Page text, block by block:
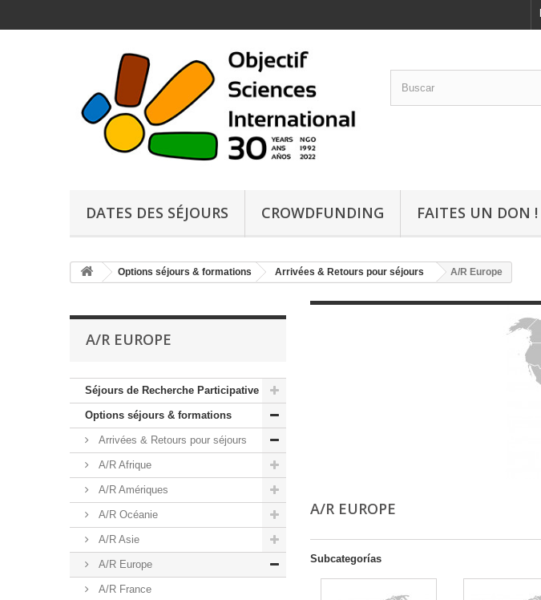
DATES DES SÉJOURS CROWDFUNDING FAITES UN DON !
Options séjours & formations Arrivées & Retours pour séjours A/R Europe
A/R EUROPE
Séjours de Recherche Participative
Options séjours & formations
Arrivées & Retours pour séjours
A/R Afrique
A/R Amériques
A/R Océanie
A/R Asie
A/R Europe
A/R France
A/R EUROPE
Subcategorías